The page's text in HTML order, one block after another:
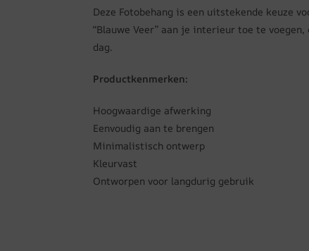
Deze Fotobehang is een uitstekende keuze
“Blauwe Veer” aan je interieur toe te
dag.
Productkenmerken:
Hoogwaardige afwerking
Eenvoudig aan te brengen
Minimalistisch ontwerp
Kleurvast
Ontworpen voor langdurig gebruik